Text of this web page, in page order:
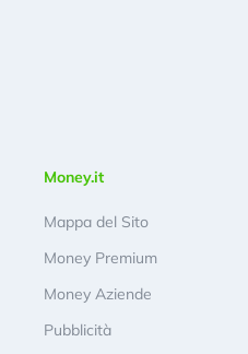
Money.it
Mappa del Sito
Money Premium
Money Aziende
Pubblicità